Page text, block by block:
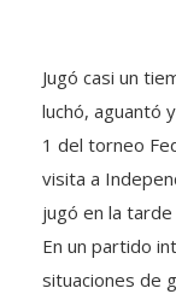
Jugó casi un
luchó, aguantó
1 del torneo
visita a
jugó en la tarde
En un partido
situaciones de